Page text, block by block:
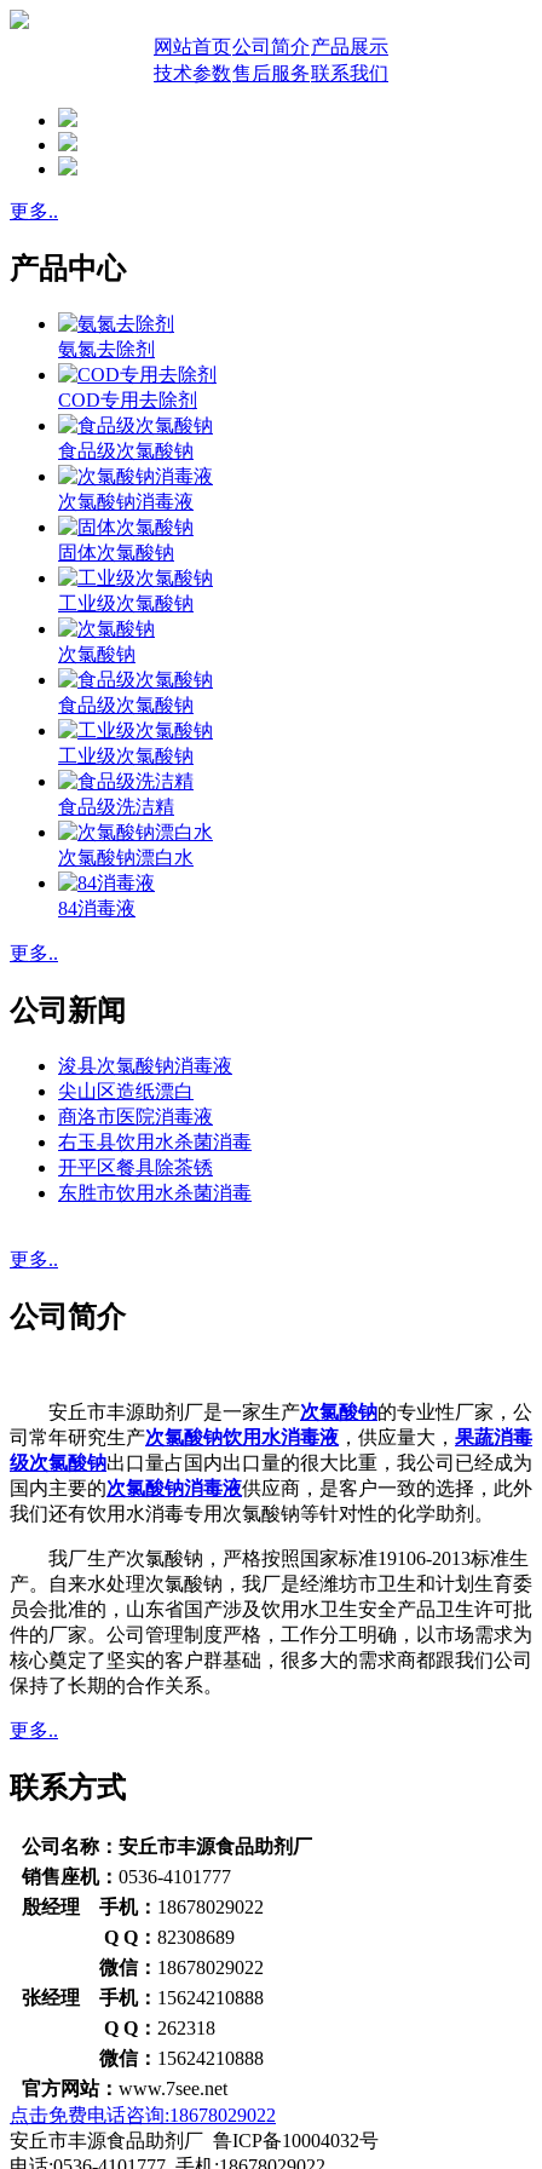
网站首页公司简介产品展示
技术参数售后服务联系我们
更多..
产品中心
氨氮去除剂
COD专用去除剂
食品级次氯酸钠
次氯酸钠消毒液
固体次氯酸钠
工业级次氯酸钠
次氯酸钠
食品级次氯酸钠
工业级次氯酸钠
食品级洗洁精
次氯酸钠漂白水
84消毒液
更多..
公司新闻
浚县次氯酸钠消毒液
尖山区造纸漂白
商洛市医院消毒液
右玉县饮用水杀菌消毒
开平区餐具除茶锈
东胜市饮用水杀菌消毒
更多..
公司简介
安丘市丰源助剂厂是一家生产次氯酸钠的专业性厂家，公
司常年研究生产次氯酸钠饮用水消毒液 ，供应量大， 果蔬消毒
级次氯酸钠出口量占国内出口量的很大比重，我公司已经成为
国内主要的次氯酸钠消毒液供应商，是客户一致的选择，此外
我们还有饮用水消毒专用次氯酸钠等针对性的化学助剂。
我厂生产次氯酸钠，严格按照国家标准19106-2013标准生
产。自来水处理次氯酸钠，我厂是经潍坊市卫生和计划生育委
员会批准的，山东省国产涉及饮用水卫生安全产品卫生许可批
件的厂家。公司管理制度严格，工作分工明确，以市场需求为
核心奠定了坚实的客户群基础，很多大的需求商都跟我们公司
保持了长期的合作关系。
更多..
联系方式
公司名称：安丘市丰源食品助剂厂
销售座机： 0536-4101777
殷经理 手机： 18678029022
Q Q： 82308689
微信： 18678029022
张经理 手机： 15624210888
Q Q： 262318
微信： 15624210888
官方网站： www.7see.net
点击免费电话咨询:18678029022
安丘市丰源食品助剂厂 鲁ICP备10004032号